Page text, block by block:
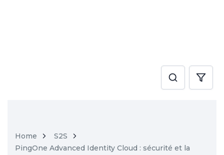
Home
S2S
PingOne Advanced Identity Cloud : sécurité et la